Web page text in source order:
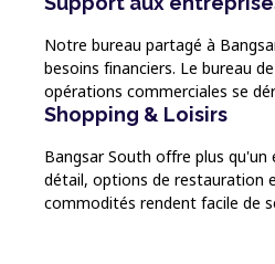
Notre bureau partagé à
besoins financiers. Le bureau
opérations commerciales se
Shopping & Loisirs
Bangsar South offre plus
détail, options de restauration
commodités rendent facile de